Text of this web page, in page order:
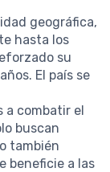
geográfica,
hasta los
su
El país se
a combatir el
buscan
también
beneficie a las